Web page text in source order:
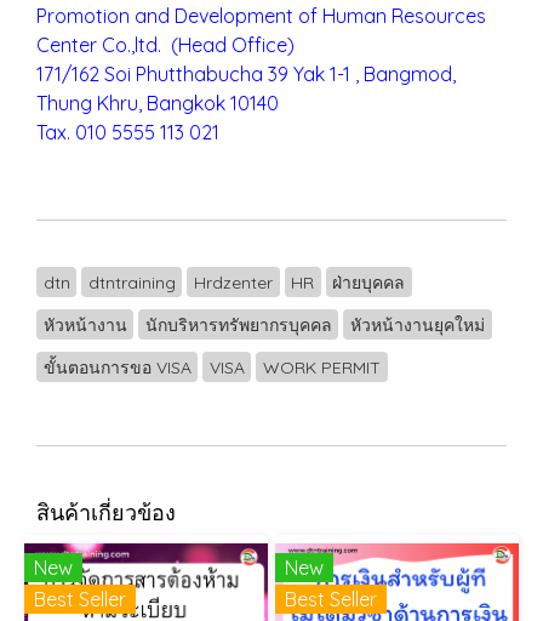
Promotion and Development of Human Resources
Center Co.,ltd. (Head Office)
171/162 Soi Phutthabucha 39 Yak 1-1 , Bangmod,
Thung Khru, Bangkok 10140
Tax. 010 5555 113 021
dtn dtntraining Hrdzenter HR
ฝ่ายบุคคล
หัวหน้างาน
นักบริหารทรัพยากรบุคคล
หัวหน้างานยุคใหม่
ขั้นตอนการขอ VISA
VISA WORK PERMIT
สินค้าเกี่ยวข้อง
New
Best Seller
New
Best Seller